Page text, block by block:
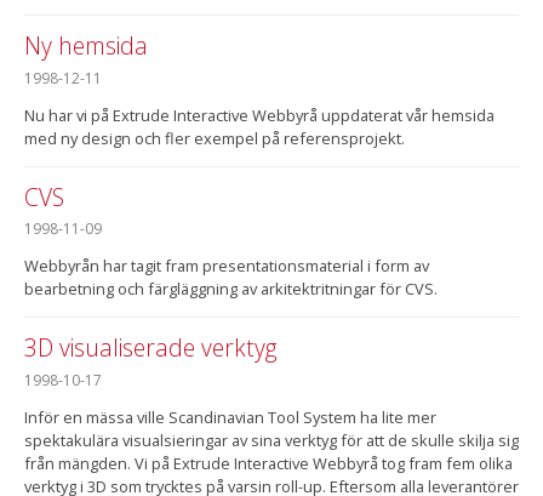
Ny hemsida
1998-12-11
Nu har vi på Extrude Interactive Webbyrå uppdaterat vår hemsida
med ny design och fler exempel på referensprojekt.
CVS
1998-11-09
Webbyrån har tagit fram presentationsmaterial i form av
bearbetning och färgläggning av arkitektritningar för CVS.
3D visualiserade verktyg
1998-10-17
Inför en mässa ville Scandinavian Tool System ha lite mer
spektakulära visualsieringar av sina verktyg för att de skulle skilja sig
från mängden. Vi på Extrude Interactive Webbyrå tog fram fem olika
verktyg i 3D som trycktes på varsin roll-up. Eftersom alla leverantörer